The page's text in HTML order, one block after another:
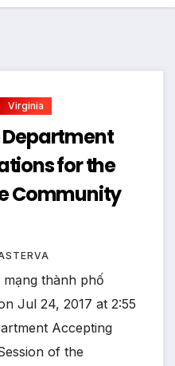
Virginia
for the
Community
thành phố
Jul 24, 2017 at 2:55
Accepting
of the